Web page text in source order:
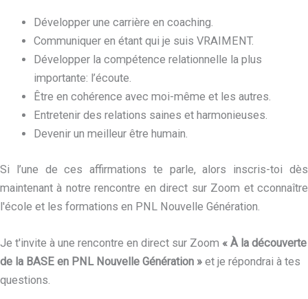
Développer une carrière en coaching.
Communiquer en étant qui je suis VRAIMENT.
Développer la compétence relationnelle la plus
importante: l’écoute.
Être en cohérence avec moi-même et les autres.
Entretenir des relations saines et harmonieuses.
Devenir un meilleur être humain.
Si l’une de ces affirmations te parle, alors inscris-toi dès
maintenant à notre rencontre en direct sur Zoom et cconnaître
l'école et les formations en PNL Nouvelle Génération.
Je t'invite à une rencontre en direct sur Zoom « À la découverte
de la BASE en PNL Nouvelle Génération » et je répondrai à tes
questions.